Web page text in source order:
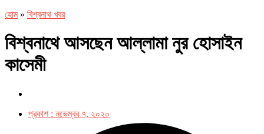
হোম» বিশ্বনাথ খবর
বিশ্বনাথে আসছেন আল্লামা নুর হোসাইন
কাসেমী
প্রকাশ : নভেম্বর ৭, ২০২০